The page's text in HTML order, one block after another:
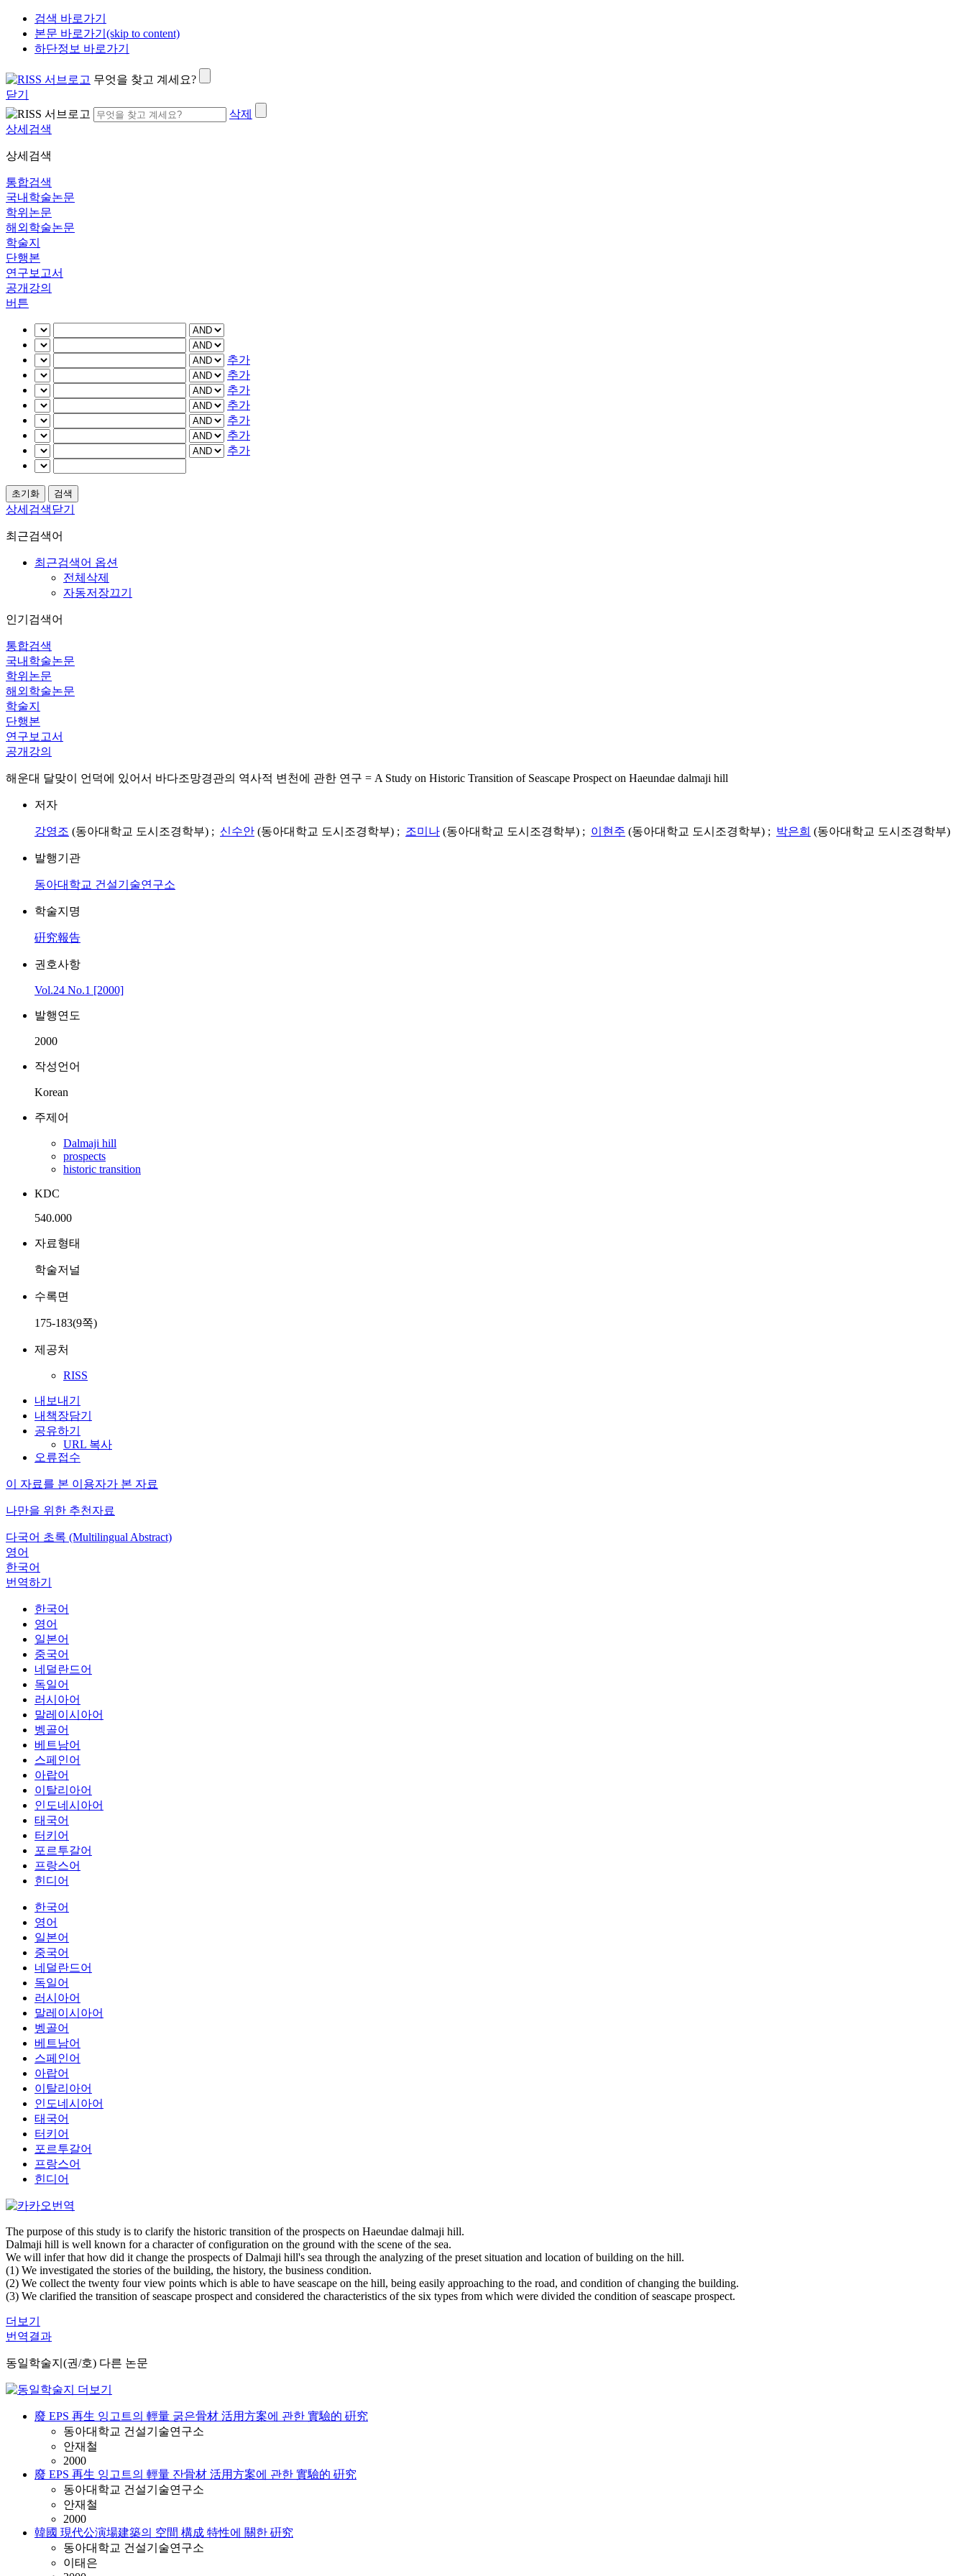
검색 바로가기
본문 바로가기(skip to content)
하단정보 바로가기
무엇을 찾고 계세요?
닫기
삭제
상세검색
상세검색
통합검색
국내학술논문
학위논문
해외학술논문
학술지
단행본
연구보고서
공개강의
버튼
추가
추가
추가
추가
추가
추가
추가
상세검색닫기
최근검색어
최근검색어 옵션
전체삭제
자동저장끄기
인기검색어
통합검색
국내학술논문
학위논문
해외학술논문
학술지
단행본
연구보고서
공개강의
해운대 달맞이 언덕에 있어서 바다조망경관의 역사적 변천에 관한 연구 = A Study on Historic Transition of Seascape Prospect on Haeundae dalmaji hill
저자
강영조 (동아대학교 도시조경학부) ; 신수안 (동아대학교 도시조경학부) ; 조미나 (동아대학교 도시조경학부) ; 이현주 (동아대학교 도시조경학부) ; 박은희 (동아대학교 도시조경학부)
발행기관
동아대학교 건설기술연구소
학술지명
硏究報告
권호사항
Vol.24 No.1 [2000]
발행연도
2000
작성언어
Korean
주제어
Dalmaji hill
prospects
historic transition
KDC
540.000
자료형태
학술저널
수록면
175-183(9쪽)
제공처
RISS
내보내기
내책장담기
공유하기
URL 복사
오류접수
이 자료를 본 이용자가 본 자료
나만을 위한 추천자료
다국어 초록 (Multilingual Abstract)
영어
한국어
번역하기
한국어
영어
일본어
중국어
네덜란드어
독일어
러시아어
말레이시아어
벵골어
베트남어
스페인어
아랍어
이탈리아어
인도네시아어
태국어
터키어
포르투갈어
프랑스어
힌디어
한국어
영어
일본어
중국어
네덜란드어
독일어
러시아어
말레이시아어
벵골어
베트남어
스페인어
아랍어
이탈리아어
인도네시아어
태국어
터키어
포르투갈어
프랑스어
힌디어
The purpose of this study is to clarify the historic transition of the prospects on Haeundae dalmaji hill.
Dalmaji hill is well known for a character of configuration on the ground with the scene of the sea.
We will infer that how did it change the prospects of Dalmaji hill's sea through the analyzing of the preset situation and location of building on the hill.
(1) We investigated the stories of the building, the history, the business condition.
(2) We collect the twenty four view points which is able to have seascape on the hill, being easily approaching to the road, and condition of changing the building.
(3) We clarified the transition of seascape prospect and considered the characteristics of the six types from which were divided the condition of seascape prospect.
더보기
번역결과
동일학술지(권/호) 다른 논문
廢 EPS 再生 잉고트의 輕量 굵은骨材 活用方案에 관한 實驗的 硏究
동아대학교 건설기술연구소
안재철
2000
廢 EPS 再生 잉고트의 輕量 잔骨材 活用方案에 관한 實驗的 硏究
동아대학교 건설기술연구소
안재철
2000
韓國 現代公演場建築의 空間 構成 特性에 關한 硏究
동아대학교 건설기술연구소
이태은